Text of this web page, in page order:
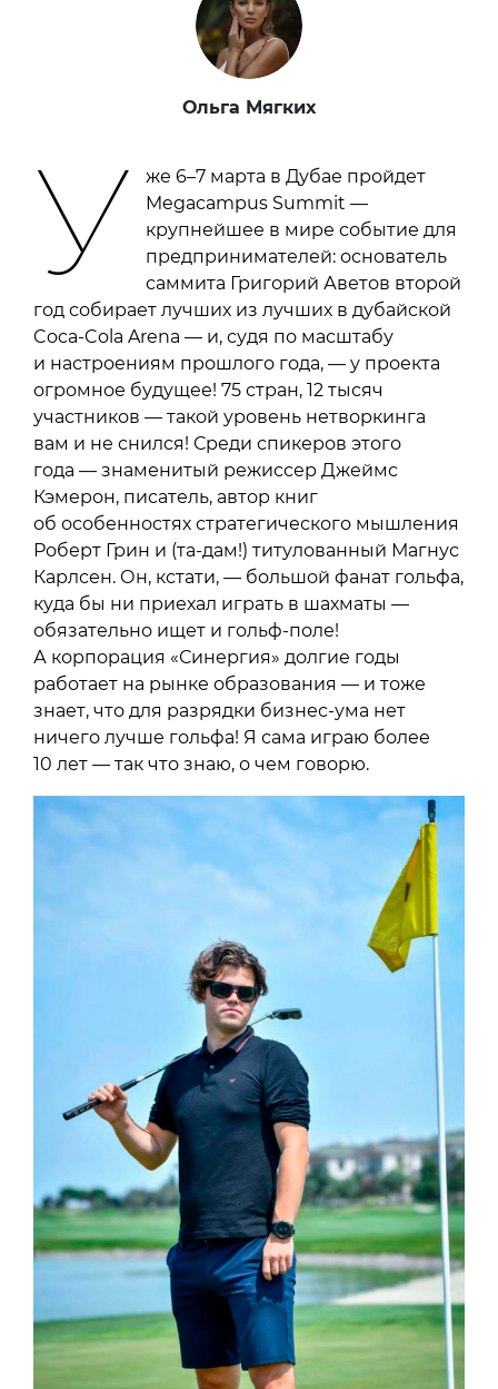
Ольга Мягких
У
же 6–7 марта в Дубае пройдет
Megacampus Summit —
крупнейшее в мире событие для
предпринимателей: основатель
саммита Григорий Аветов второй
год собирает лучших из лучших в дубайской
Coca-Cola Arena — и, судя по масштабу
и настроениям прошлого года, — у проекта
огромное будущее! 75 стран, 12 тысяч
участников — такой уровень нетворкинга
вам и не снился! Среди спикеров этого
года — знаменитый режиссер Джеймс
Кэмерон, писатель, автор книг
об особенностях стратегического мышления
Роберт Грин и (та-дам!) титулованный Магнус
Карлсен. Он, кстати, — большой фанат гольфа,
куда бы ни приехал играть в шахматы —
обязательно ищет и гольф-поле!
А корпорация «Синергия» долгие годы
работает на рынке образования — и тоже
знает, что для разрядки бизнес-ума нет
ничего лучше гольфа! Я сама играю более
10 лет — так что знаю, о чем говорю.